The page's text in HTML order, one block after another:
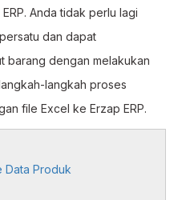
Anda tidak perlu lagi
dan dapat
barang dengan melakukan
langkah proses
file Excel ke Erzap ERP.
Data Produk